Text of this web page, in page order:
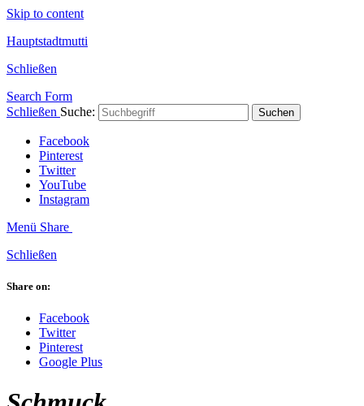
Skip to content
Hauptstadtmutti
Schließen
Search Form
Schließen Suche: Suchen
Facebook
Pinterest
Twitter
YouTube
Instagram
Menü Share
Schließen
Share on:
Facebook
Twitter
Pinterest
Google Plus